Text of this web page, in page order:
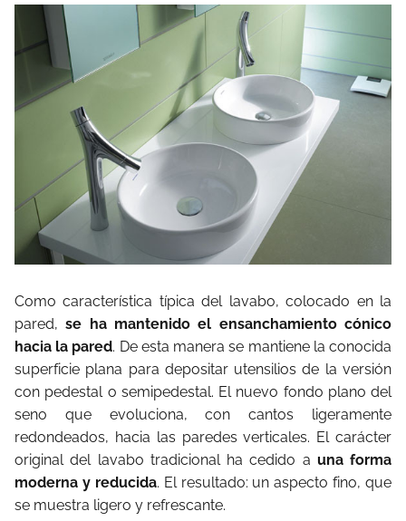
Como característica típica del lavabo, colocado en la
pared,se ha mantenido el ensanchamiento cónico
hacia la pared. De esta manera se mantiene la conocida
superficie plana para depositar utensilios de la versión
con pedestal o semipedestal. El nuevo fondo plano del
seno que evoluciona, con cantos ligeramente
redondeados, hacia las paredes verticales. El carácter
original del lavabo tradicional ha cedido a una forma
moderna y reducida. El resultado: un aspecto fino, que
se muestra ligero y refrescante.